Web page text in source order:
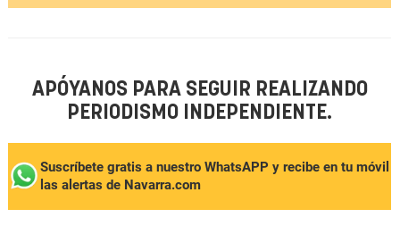
APÓYANOS PARA SEGUIR REALIZANDO
PERIODISMO INDEPENDIENTE.
Suscríbete gratis a nuestro WhatsAPP y recibe en tu móvil
las alertas de Navarra.com